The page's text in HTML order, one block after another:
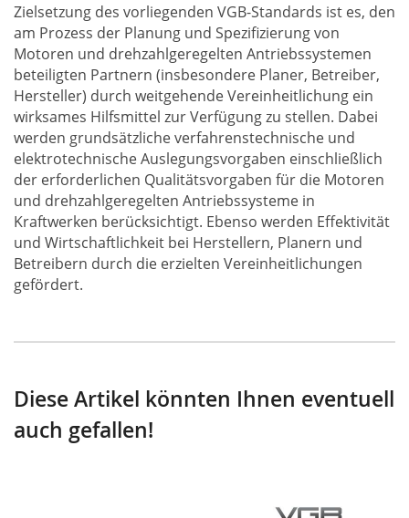
Zielsetzung des vorliegenden VGB-Standards ist es, den
am Prozess der Planung und Spezifizierung von
Motoren und drehzahlgeregelten Antriebssystemen
beteiligten Partnern (insbesondere Planer, Betreiber,
Hersteller) durch weitgehende Vereinheitlichung ein
wirksames Hilfsmittel zur Verfügung zu stellen. Dabei
werden grundsätzliche verfahrenstechnische und
elektrotechnische Auslegungsvorgaben einschließlich
der erforderlichen Qualitätsvorgaben für die Motoren
und drehzahlgeregelten Antriebssysteme in
Kraftwerken berücksichtigt. Ebenso werden Effektivität
und Wirtschaftlichkeit bei Herstellern, Planern und
Betreibern durch die erzielten Vereinheitlichungen
gefördert.
Diese Artikel könnten Ihnen eventuell
auch gefallen!